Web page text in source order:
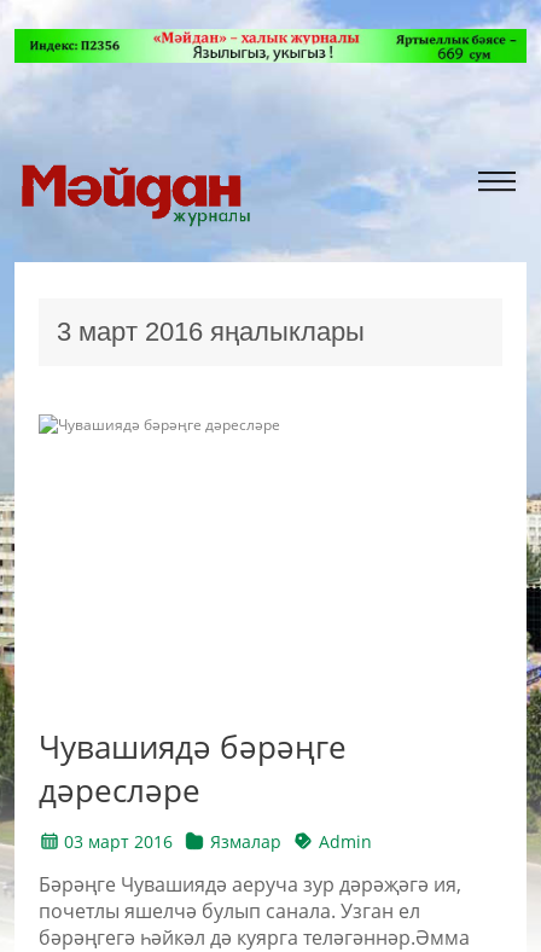
3 март 2016 яңалыклары
Чувашиядә бәрәңге
дәресләре
03 март 2016 Язмалар Admin
Бәрәңге Чувашиядә аеруча зур дәрәҗәгә ия,
почетлы яшелчә булып санала. Узган ел
бәрәңгегә һәйкәл дә куярга теләгәннәр.Әмма